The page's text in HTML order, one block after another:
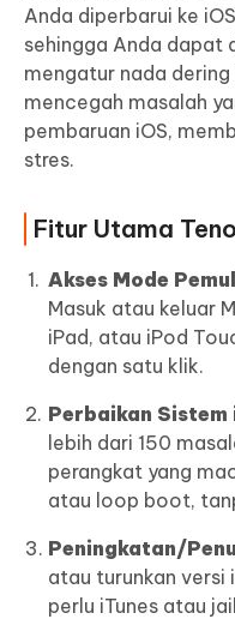
Anda diperbarui ke
sehingga Anda dapat
mengatur nada
mencegah masalah
pembaruan iOS,
stres.
Fitur Utama
Akses Mode
Masuk atau keluar
iPad, atau iPod
dengan satu klik.
Perbaikan Sistem
lebih dari 150
perangkat yang
atau loop boot,
Peningkatan/
atau turunkan versi
perlu iTunes atau